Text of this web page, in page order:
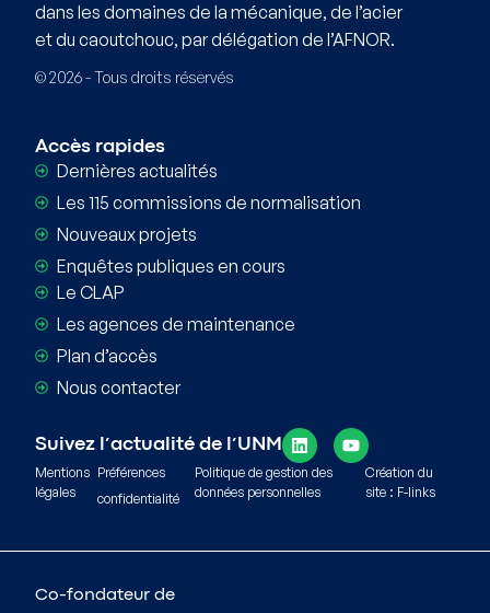
dans les domaines de la mécanique, de l’acier
et du caoutchouc, par délégation de l’AFNOR.
© 2026 - Tous droits réservés
Accès rapides
Dernières actualités
Les 115 commissions de normalisation
Nouveaux projets
Enquêtes publiques en cours
Le CLAP
Les agences de maintenance
Plan d’accès
Nous contacter
Suivez l’actualité de l’UNM
Mentions
légales
Préférences
confidentialité
Politique de gestion des
données personnelles
Création du
site : F-links
Co-fondateur de